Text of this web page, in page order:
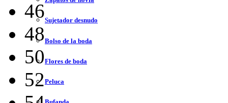
Sujetador desnudo
Bolso de la boda
Flores de boda
Peluca
46
48
50
52